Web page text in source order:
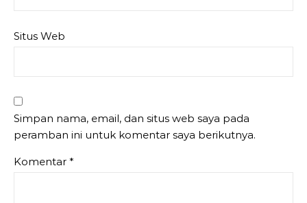
Situs Web
Simpan nama, email, dan situs web saya pada
peramban ini untuk komentar saya berikutnya.
Komentar *